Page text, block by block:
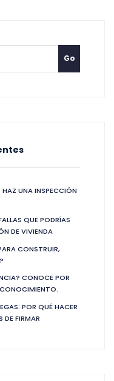
UNA INSPECCIÓN
QUE PODRÍAS
DE VIVIENDA
CONSTRUIR,
CONOCE POR
POR QUÉ HACER
DE FIRMAR